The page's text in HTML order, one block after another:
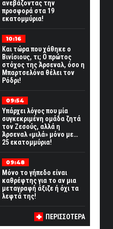
ανεβάζοντας την
προσφορά στα 19
εκατομμύρια!
10:16
Και τώρα που χάθηκε ο
Βινίσιους, τι; Ο πρώτος
στόχος της Άρσεναλ, όσο η
Μπαρτσελόνα θέλει τον
Ρόδρι!
09:54
Υπάρχει λόγος που μία
συγκεκριμένη ομάδα ζητά
τον Ζεσούς, αλλά η
Άρσεναλ «μιλά» μόνο με…
25 εκατομμύρια!
09:48
Μόνο το γήπεδο είναι
καθρέφτης για το αν μια
μεταγραφή άξιζε ή όχι τα
λεφτά της!
ΠΕΡΙΣΣΟΤΕΡΑ